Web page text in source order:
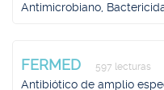
Antimicrobiano,
FERMED 597 lecturas
Antibiótico de amplio